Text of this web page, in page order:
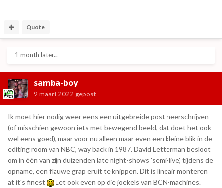
Quote
1 month later...
samba-boy
9 maart 2022 gepost
Ik moet hier nodig weer eens een uitgebreide post neerschrijven
(of misschien gewoon iets met bewegend beeld, dat doet het ook
wel eens goed), maar voor nu alleen maar even een kleine blik in de
editing room van NBC, way back in 1987. David Letterman besloot
om in één van zijn duizenden late night-shows 'semi-live', tijdens de
opname, een flauwe grap eruit te knippen. Dit is lineair monteren
at it's finest
Let ook even op die joekels van BCN-machines.